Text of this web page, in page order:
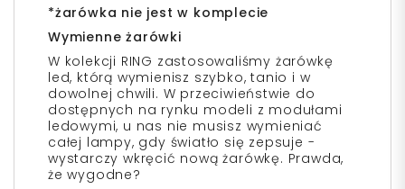
*żarówka nie jest w komplecie
Wymienne żarówki
W kolekcji RING zastosowaliśmy żarówkę
led, którą wymienisz szybko, tanio i w
dowolnej chwili. W przeciwieństwie do
dostępnych na rynku modeli z modułami
ledowymi, u nas nie musisz wymieniać
całej lampy, gdy światło się zepsuje -
wystarczy wkręcić nową żarówkę. Prawda,
że wygodne?